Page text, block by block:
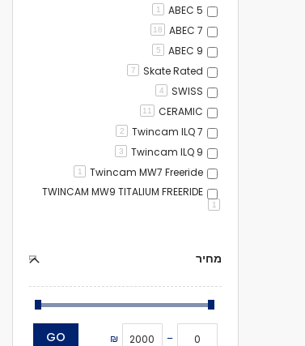
ABEC 5
1
ABEC 7
18
ABEC 9
5
Skate Rated
7
SWISS
4
CERAMIC
11
Twincam ILQ 7
2
Twincam ILQ 9
3
Twincam MW7 Freeride
1
TWINCAM MW9 TITALIUM FREERIDE
1
מחיר
–
₪
GO